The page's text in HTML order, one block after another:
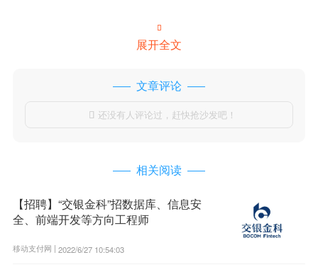

展开全文
文章评论
 还没有人评论过，赶快抢沙发吧！
相关阅读
【招聘】“交银金科”招数据库、信息安
全、前端开发等方向工程师
移动支付网 | 2022/6/27 10:54:03